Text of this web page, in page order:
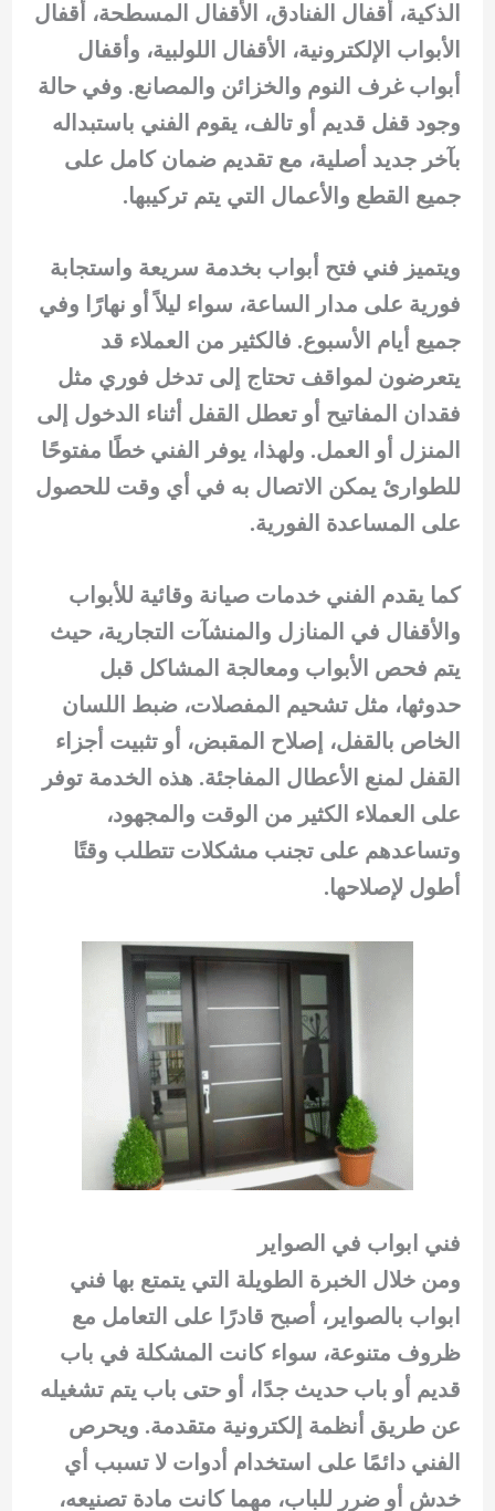
الذكية، أقفال الفنادق، الأقفال المسطحة، أقفال
الأبواب الإلكترونية، الأقفال اللولبية، وأقفال
أبواب غرف النوم والخزائن والمصانع. وفي حالة
وجود قفل قديم أو تالف، يقوم الفني باستبداله
بآخر جديد أصلية، مع تقديم ضمان كامل على
جميع القطع والأعمال التي يتم تركيبها.
ويتميز فني فتح أبواب بخدمة سريعة واستجابة
فورية على مدار الساعة، سواء ليلاً أو نهارًا وفي
جميع أيام الأسبوع. فالكثير من العملاء قد
يتعرضون لمواقف تحتاج إلى تدخل فوري مثل
فقدان المفاتيح أو تعطل القفل أثناء الدخول إلى
المنزل أو العمل. ولهذا، يوفر الفني خطًا مفتوحًا
للطوارئ يمكن الاتصال به في أي وقت للحصول
على المساعدة الفورية.
كما يقدم الفني خدمات صيانة وقائية للأبواب
والأقفال في المنازل والمنشآت التجارية، حيث
يتم فحص الأبواب ومعالجة المشاكل قبل
حدوثها، مثل تشحيم المفصلات، ضبط اللسان
الخاص بالقفل، إصلاح المقبض، أو تثبيت أجزاء
القفل لمنع الأعطال المفاجئة. هذه الخدمة توفر
على العملاء الكثير من الوقت والمجهود،
وتساعدهم على تجنب مشكلات تتطلب وقتًا
أطول لإصلاحها.
فني ابواب في الصواير
ومن خلال الخبرة الطويلة التي يتمتع بها فني
ابواب بالصواير، أصبح قادرًا على التعامل مع
ظروف متنوعة، سواء كانت المشكلة في باب
قديم أو باب حديث جدًا، أو حتى باب يتم تشغيله
عن طريق أنظمة إلكترونية متقدمة. ويحرص
الفني دائمًا على استخدام أدوات لا تسبب أي
خدش أو ضرر للباب، مهما كانت مادة تصنيعه،